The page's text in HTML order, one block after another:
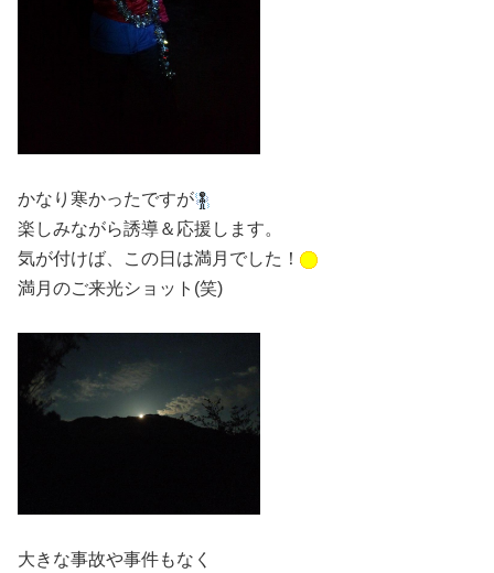
かなり寒かったですが
楽しみながら誘導＆応援します。
気が付けば、この日は満月でした！
満月のご来光ショット(笑)
大きな事故や事件もなく